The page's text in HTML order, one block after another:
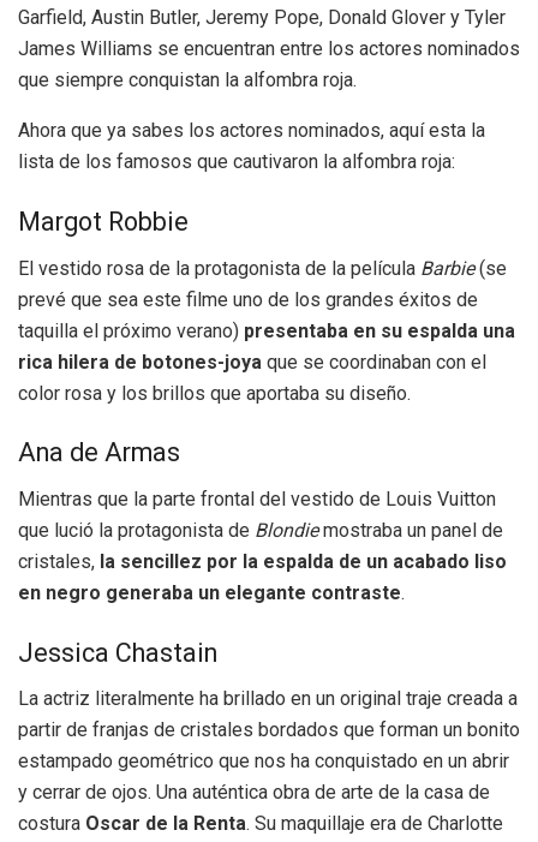
Garfield, Austin Butler, Jeremy Pope, Donald Glover y Tyler
James Williams se encuentran entre los actores nominados
que siempre conquistan la alfombra roja.
Ahora que ya sabes los actores nominados, aquí esta la
lista de los famosos que cautivaron la alfombra roja:
Margot Robbie
El vestido rosa de la protagonista de la película Barbie(se
prevé que sea este filme uno de los grandes éxitos de
taquilla el próximo verano) presentaba en su espalda una
rica hilera de botones-joya que se coordinaban con el
color rosa y los brillos que aportaba su diseño.
Ana de Armas
Mientras que la parte frontal del vestido de Louis Vuitton
que lució la protagonista de Blondiemostraba un panel de
cristales, la sencillez por la espalda de un acabado liso
en negro generaba un elegante contraste.
Jessica Chastain
La actriz literalmente ha brillado en un original traje creada a
partir de franjas de cristales bordados que forman un bonito
estampado geométrico que nos ha conquistado en un abrir
y cerrar de ojos. Una auténtica obra de arte de la casa de
costura Oscar de la Renta. Su maquillaje era de Charlotte